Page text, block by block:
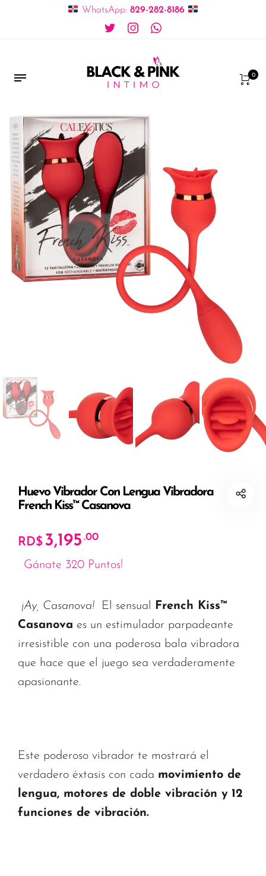
WhatsApp: 829-282-8186
0
Huevo Vibrador Con Lengua Vibradora
French Kiss™ Casanova
RD$ 3,195 .00
Gánate 320 Puntos!
¡Ay, Casanova! El sensual
French Kiss™
Casanova es un estimulador parpadeante
irresistible con una poderosa bala vibradora
que hace que el juego sea verdaderamente
apasionante.
Este poderoso vibrador te mostrará el
verdadero éxtasis con cada movimiento de
lengua, motores de doble vibración y 12
funciones de vibración.